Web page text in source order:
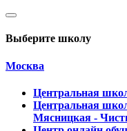
Выберите школу
Москва
Центральная
Центральная
Мясницкая -